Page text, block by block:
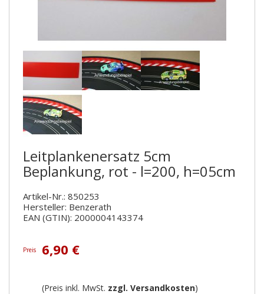
Leitplankenersatz 5cm
Beplankung, rot - l=200, h=05cm
Artikel-Nr.: 850253
Hersteller: Benzerath
EAN (GTIN): 2000004143374
Preis 6,90 €
(Preis inkl. MwSt. zzgl. Versandkosten)